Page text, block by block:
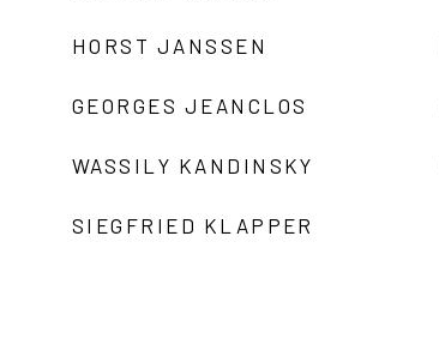
HORST JANSSEN
GEORGES JEANCLOS
WASSILY KANDINSKY
SIEGFRIED KLAPPER